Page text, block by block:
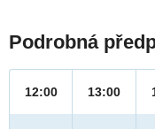
Podrobná
12:00 13:00